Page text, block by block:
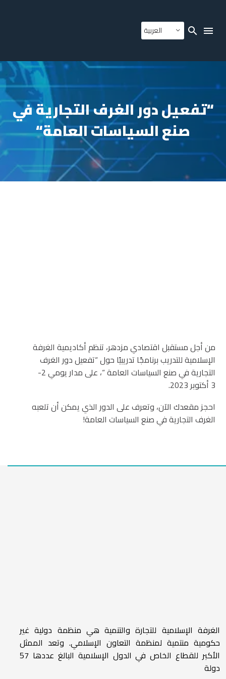
العربية
“تفعيل دور الغرف التجارية في
صنع السياسات العامة“
من أجل مستقبل اقتصادي مزدهر، تنظم أكاديمية الغرفة
الإسلامية للتدريب برنامجًا تدريبيًا حول “تفعيل دور الغرف
التجارية في صنع السياسات العامة “، على مدار يومي 2-
3 أكتوبر 2023.
احجز مقعدك الآن، وتعرف على الدور الذي يمكن أن تلعبه
الغرف التجارية في صنع السياسات العامة!
الغرفة الإسلامية للتجارة والتنمية هي منظمة دولية غير
حكومية منتمية لمنظمة التعاون الإسلامي. وتعد الممثل
الأكبر للقطاع الخاص في الدول الإسلامية البالغ عددها 57
دولة